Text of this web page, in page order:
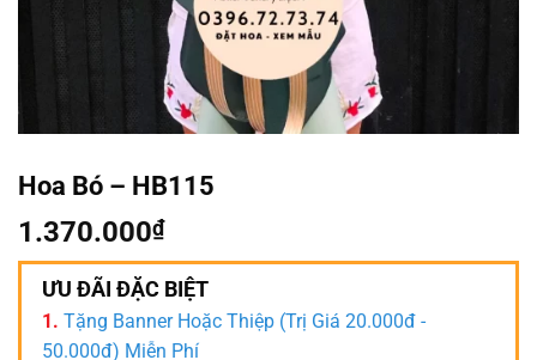
Hoa Bó – HB115
1.370.000₫
ƯU ĐÃI ĐẶC BIỆT
1. Tặng Banner Hoặc Thiệp (Trị Giá 20.000đ -
50.000đ) Miễn Phí